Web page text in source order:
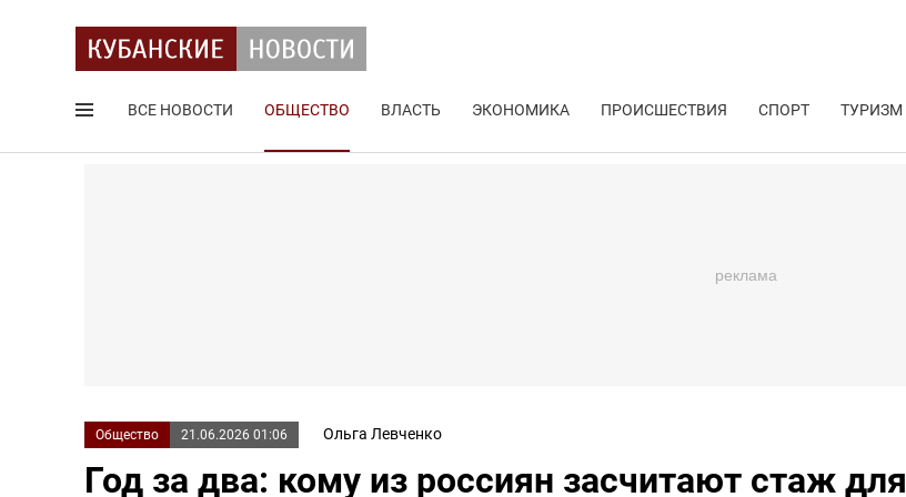
ВСЕ НОВОСТИ ОБЩЕСТВО ВЛАСТЬ ЭКОНОМИКА ПРОИСШЕСТВИЯ СПОРТ ТУРИЗМ
Общество 21.06.2026 01:06 Ольга Левченко
Год за два: кому из россиян засчитают стаж для